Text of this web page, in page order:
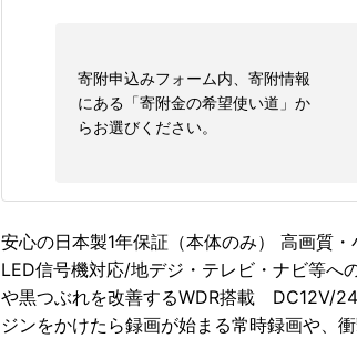
寄附申込みフォーム内、寄附情報
にある「寄附金の希望使い道」か
らお選びください。
安心の日本製1年保証（本体のみ） 高画質
LED信号機対応/地デジ・テレビ・ナビ等
や黒つぶれを改善するWDR搭載
ジンをかけたら録画が始まる常時録画や、